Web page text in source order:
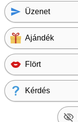
Üzenet
Ajándék
Flört
Kérdés